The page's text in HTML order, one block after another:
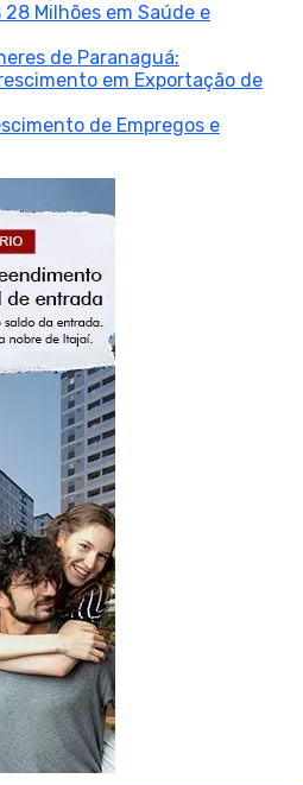
Milhões em Saúde e
de Paranaguá:
em Exportação de
de Empregos e